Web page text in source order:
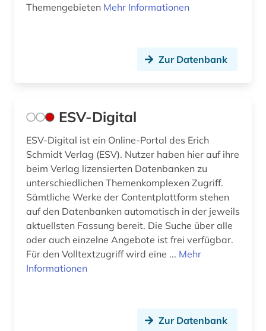
Themengebieten Mehr Informationen
Zur Datenbank
ESV-Digital
ESV-Digital ist ein Online-Portal des Erich
Schmidt Verlag (ESV). Nutzer haben hier auf ihre
beim Verlag lizensierten Datenbanken zu
unterschiedlichen Themenkomplexen Zugriff.
Sämtliche Werke der Contentplattform stehen
auf den Datenbanken automatisch in der jeweils
aktuellsten Fassung bereit. Die Suche über alle
oder auch einzelne Angebote ist frei verfügbar.
Für den Volltextzugriff wird eine ... Mehr
Informationen
Zur Datenbank